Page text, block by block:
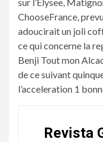
ChooseFrance,
adoucirait un joli
ce qui concerne la
Benji Tout mon
de ce suivant
l’acceleration 1
Revista